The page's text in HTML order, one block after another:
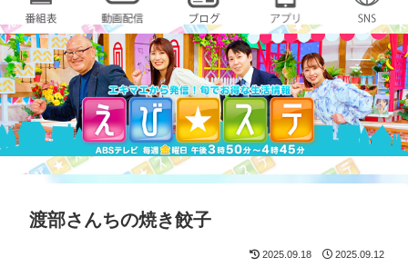
渡部さんちの焼き餃子
2025.09.18 2025.09.12